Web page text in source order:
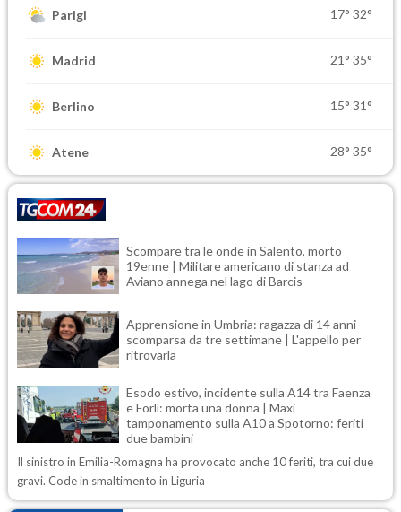
Parigi 17° 32°
Madrid 21° 35°
Berlino 15° 31°
Atene 28° 35°
Scompare tra le onde in Salento, morto
19enne | Militare americano di stanza ad
Aviano annega nel lago di Barcis
Apprensione in Umbria: ragazza di 14 anni
scomparsa da tre settimane | L'appello per
ritrovarla
Esodo estivo, incidente sulla A14 tra Faenza
e Forlì: morta una donna | Maxi
tamponamento sulla A10 a Spotorno: feriti
due bambini
Il sinistro in Emilia-Romagna ha provocato anche 10 feriti, tra cui due
gravi. Code in smaltimento in Liguria